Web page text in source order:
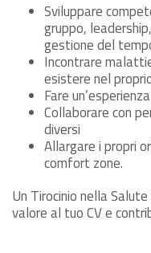
Sviluppare
gruppo,
gestione del
Incontrare
esistere nel
Fare
Collaborare con
diversi
Allargare i propri
comfort zone.
Un Tirocinio nella
valore al tuo CV e